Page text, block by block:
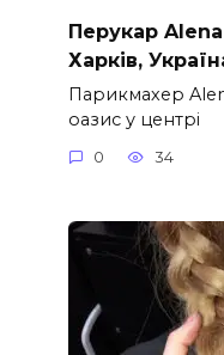
Перукар
Харків,
Парикмахер
оазис у центрі
0 34